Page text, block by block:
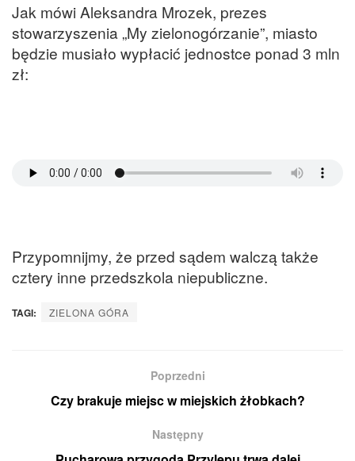
Jak mówi Aleksandra Mrozek, prezes
stowarzyszenia „My zielonogórzanie”, miasto
będzie musiało wypłacić jednostce ponad 3 mln
zł:
Przypomnijmy, że przed sądem walczą także
cztery inne przedszkola niepubliczne.
TAGI: ZIELONA GÓRA
Poprzedni
Czy brakuje miejsc w miejskich żłobkach?
Następny